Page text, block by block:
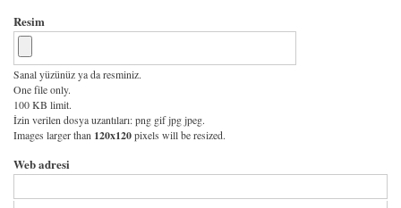
Resim
Sanal yüzünüz ya da resminiz.
One file only.
100 KB limit.
İzin verilen dosya uzantıları: png gif jpg jpeg.
Images larger than 120x120pixels will be resized.
Web adresi